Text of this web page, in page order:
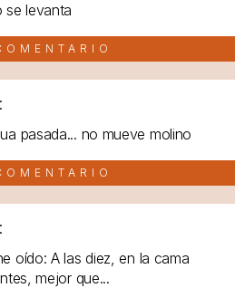
se levanta
pasada... no mueve molino
oído: A las diez, en la cama
mejor que...